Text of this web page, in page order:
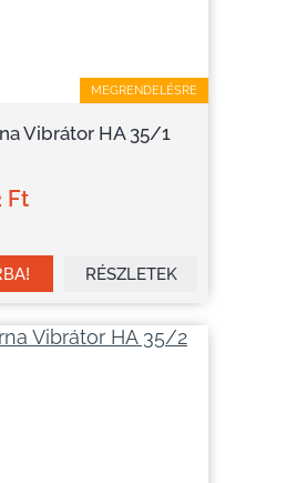
MEGRENDELÉSRE
Vibrátor HA 35/1
Ft
RÉSZLETEK